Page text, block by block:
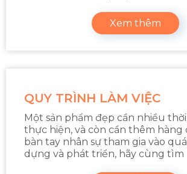
Xem thêm
QUY TRÌNH LÀM VIỆC
Một sản phẩm đẹp cần nhiều
thực hiện, và còn cần thêm hàng
bàn tay nhân sự tham gia vào
dựng và phát triển, hãy cùng tìm